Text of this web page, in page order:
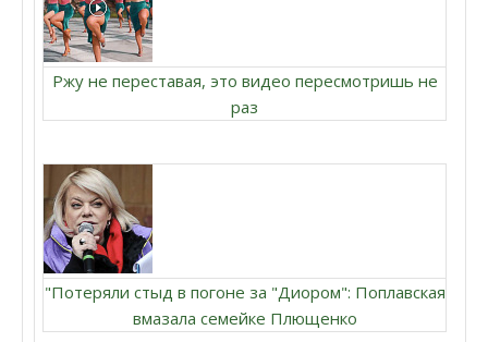
Ржу не переставая, это видео пересмотришь не
раз
"Потеряли стыд в погоне за "Диором": Поплавская
вмазала семейке Плющенко